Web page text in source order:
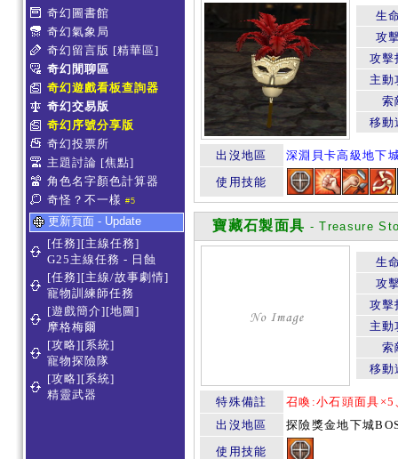
奇幻圖書館
奇幻氣象局
奇幻留言版 [精華區]
奇幻閒聊區
奇幻遊戲看板查詢器
奇幻交易版
奇幻序號分享版
奇幻投票所
主題討論 [焦點]
角色名字顏色計算器
奇怪？不一樣 #5
更新頁面 - Update
[任務][主線任務]
G25主線任務 - 日蝕
[任務][主線/故事劇情]
寵物訓練師任務
[遊戲簡介][地圖]
摩格梅爾
[攻略][系統]
寵物探險隊
[攻略][系統]
精靈武器
生
攻
攻擊
主動
索
移動
出沒地區
深淵貝卡高級地下
使用技能
寶藏石製面具 - Treasure
生
攻
攻擊
主動
索
移動
特殊備註
召喚:小石頭面具
出沒地區
探險獎金地下城
使用技能